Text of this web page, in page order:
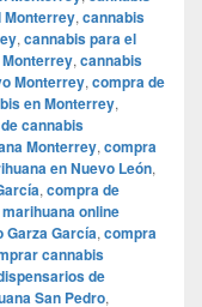
Monterrey, cannabis
, cannabis para el
, cannabis
Monterrey, compra de
en Monterrey,
cannabis
Monterrey, compra
en Nuevo León,
, compra de
online
Garza García, compra
cannabis
de
San Pedro,